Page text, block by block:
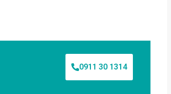
0911 30 1314